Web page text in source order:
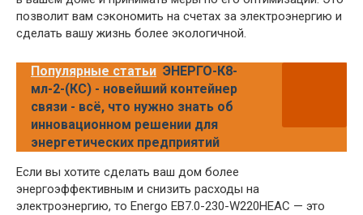
позволит вам сэкономить на счетах за электроэнергию и
сделать вашу жизнь более экологичной.
Популярные статьи ЭНЕРГО-К8-
мл-2-(КС) - новейший контейнер
связи - всё, что нужно знать об
инновационном решении для
энергетических предприятий
Если вы хотите сделать ваш дом более
энергоэффективным и снизить расходы на
электроэнергию, то Energo EB7.0-230-W220HЕAC — это